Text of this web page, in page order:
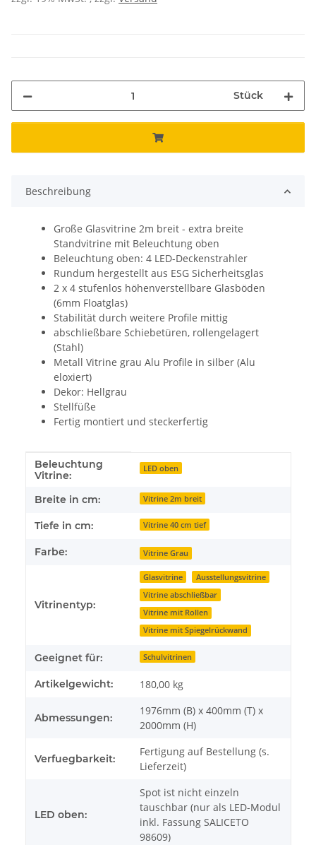
Stück
Beschreibung
Große Glasvitrine 2m breit - extra breite
Standvitrine mit Beleuchtung oben
Beleuchtung oben: 4 LED-Deckenstrahler
Rundum hergestellt aus ESG Sicherheitsglas
2 x 4 stufenlos höhenverstellbare Glasböden
(6mm Floatglas)
Stabilität durch weitere Profile mittig
abschließbare Schiebetüren, rollengelagert
(Stahl)
Metall Vitrine grau Alu Profile in silber (Alu
eloxiert)
Dekor: Hellgrau
Stellfüße
Fertig montiert und steckerfertig
Produkteigenschaft
Wert
Beleuchtung
Vitrine:
LED oben
Breite in cm: Vitrine 2m breit
Tiefe in cm: Vitrine 40 cm tief
Farbe: Vitrine Grau
Vitrinentyp:
Glasvitrine
Ausstellungsvitrine
Vitrine abschließbar
Vitrine mit Rollen
Vitrine mit Spiegelrückwand
Geeignet für: Schulvitrinen
Artikelgewicht: 180,00 kg
Abmessungen:
1976mm (B) x 400mm (T) x
2000mm (H)
Verfuegbarkeit:
Fertigung auf Bestellung (s.
Lieferzeit)
LED oben:
Spot ist nicht einzeln
tauschbar (nur als LED-Modul
inkl. Fassung SALICETO
98609)